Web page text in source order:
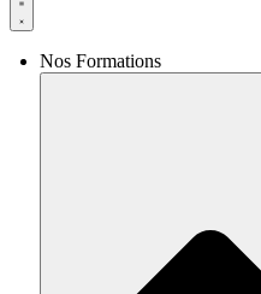
Nos Formations